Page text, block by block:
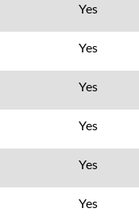
Yes
Yes
Yes
Yes
Yes
Yes